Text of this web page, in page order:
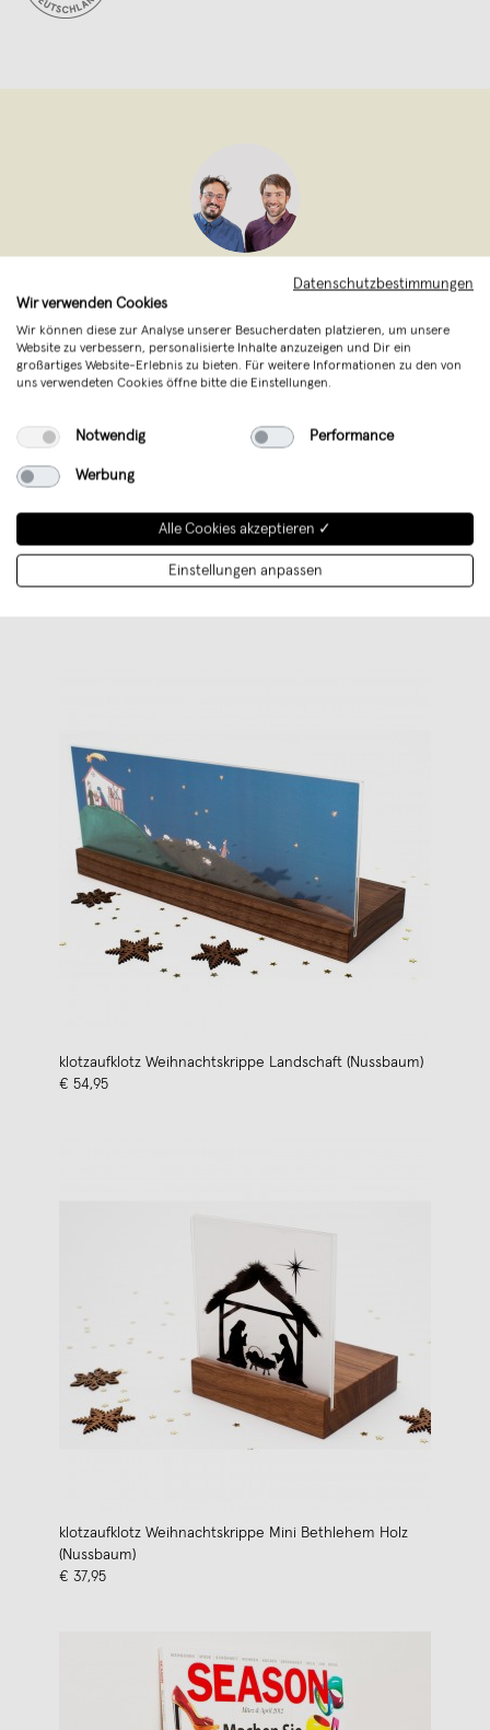
klotzaufklotz - Mathias Hasselmeier,Eichstätt
verkauft seit Mai 2012
klotzaufklotz ist ein kleines Unternehmen
für exzellente Holzprodukte. Unsere
Produkte werden in kleinen Serien mit viel
Können und Leidenschaft von Mathias in
Eichstätt hergestellt. Natürlich setzen wir
dabei die ein oder andere Maschine e...
Weiterlesen
klotzaufklotz Weihnachtskrippe Landschaft (Nussbaum)
€ 54,95
klotzaufklotz Weihnachtskrippe Mini Bethlehem Holz
(Nussbaum)
€ 37,95
Datenschutzbestimmungen
Wir verwenden Cookies
Wir können diese zur Analyse unserer Besucherdaten platzieren, um unsere
Website zu verbessern, personalisierte Inhalte anzuzeigen und Dir ein
großartiges Website-Erlebnis zu bieten. Für weitere Informationen zu den von
uns verwendeten Cookies öffne bitte die Einstellungen.
Notwendig Performance
Werbung
Alle Cookies akzeptieren ✓
Einstellungen anpassen